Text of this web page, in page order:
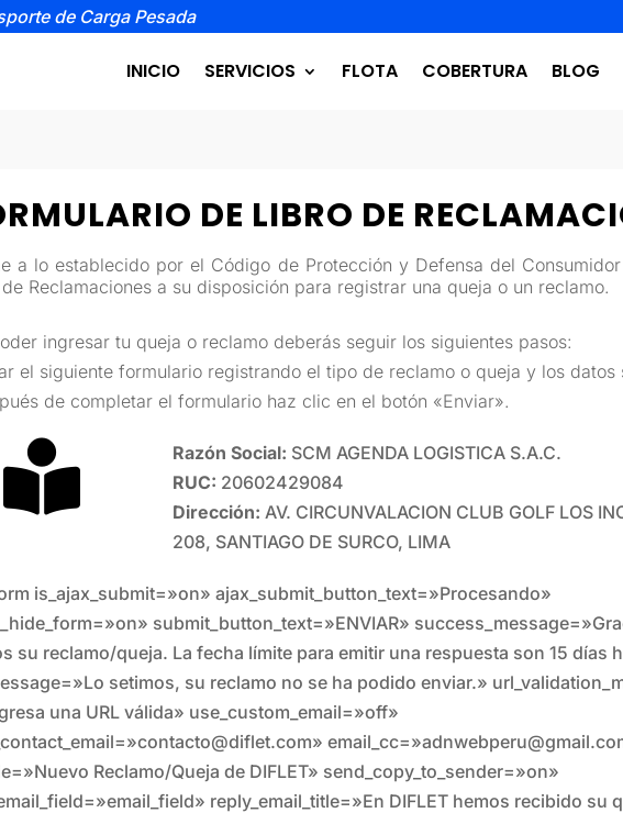
de Carga Pesada
INICIO SERVICIOS FLOTA COBERTURA BLOG
DE LIBRO DE
a lo establecido por el Código de Protección y Defensa del
Reclamaciones a su disposición para registrar una queja o un reclamo.
ingresar tu queja o reclamo deberás seguir los siguientes pasos:
el siguiente formulario registrando el tipo de reclamo o queja y los datos
de completar el formulario haz clic en el botón «Enviar».
 Razón Social: SCM AGENDA LOGISTICA S.A.C.
RUC: 20602429084
Dirección: AV. CIRCUNVALACION CLUB GOLF LOS
208, SANTIAGO DE SURCO, LIMA
is_ajax_submit=»on» ajax_submit_button_text=»Procesando»
submit_button_text=»ENVIAR»
su reclamo/queja. La fecha límite para emitir una respuesta son 15 días
setimos, su reclamo no se ha podido enviar.»
una URL válida» use_custom_email=»off»
Reclamo/Queja de DIFLET» send_copy_to_sender=»on»
reply_email_title=»En DIFLET hemos recibido su